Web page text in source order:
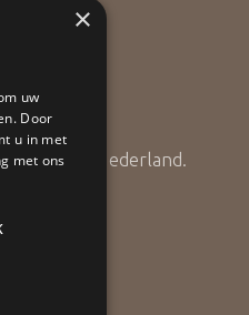
Nederland.
×
uw
Door
u in met
met ons